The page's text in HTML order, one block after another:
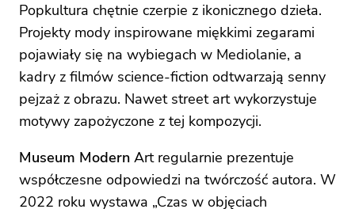
Popkultura chętnie czerpie z ikonicznego dzieła.
Projekty mody inspirowane miękkimi zegarami
pojawiały się na wybiegach w Mediolanie, a
kadry z filmów science-fiction odtwarzają senny
pejzaż z obrazu. Nawet street art wykorzystuje
motywy zapożyczone z tej kompozycji.
Museum Modern Art regularnie prezentuje
współczesne odpowiedzi na twórczość autora. W
2022 roku wystawa „Czas w objęciach